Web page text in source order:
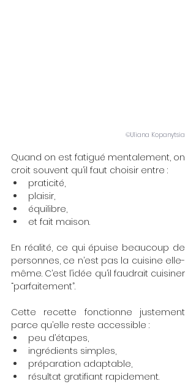
©Uliana Kopanytsia
Quand on est fatigué mentalement, on
croit souvent qu’il faut choisir entre :
praticité,
plaisir,
équilibre,
et fait maison.
En réalité, ce qui épuise beaucoup de
personnes, ce n’est pas la cuisine elle-
même. C’est l’idée qu’il faudrait cuisiner
“parfaitement”.
Cette recette fonctionne justement
parce qu’elle reste accessible :
peu d’étapes,
ingrédients simples,
préparation adaptable,
résultat gratifiant rapidement.